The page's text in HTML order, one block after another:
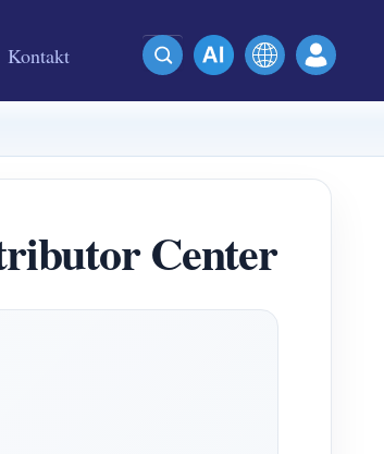
Kontakt
Center